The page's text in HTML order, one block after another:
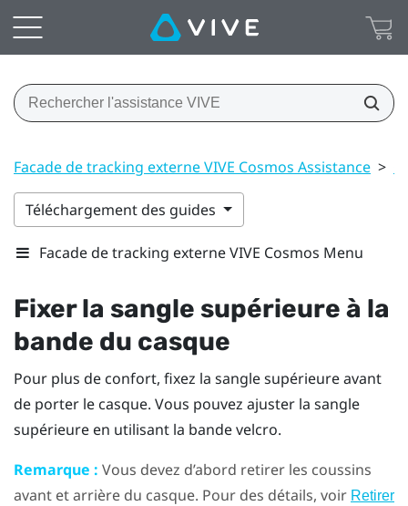
Facade de tracking externe VIVE Cosmos Assistance >
Téléchargement des guides
Facade de tracking externe VIVE Cosmos Menu
Fixer la sangle supérieure à la
bande du casque
Pour plus de confort, fixez la sangle supérieure avant
de porter le casque. Vous pouvez ajuster la sangle
supérieure en utilisant la bande velcro.
Remarque : Vous devez d’abord retirer les coussins
avant et arrière du casque. Pour des détails, voir Retirer